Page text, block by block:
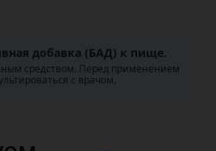
добавка (БАД) к пище.
средством. Перед применением
с врачом.